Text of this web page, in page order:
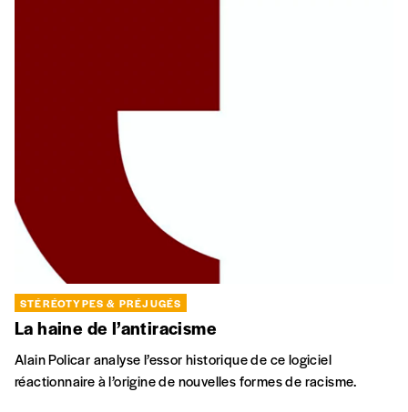
STÉRÉOTYPES & PRÉJUGÉS
La haine de l’antiracisme
Alain Policar analyse l’essor historique de ce logiciel
réactionnaire à l’origine de nouvelles formes de racisme.